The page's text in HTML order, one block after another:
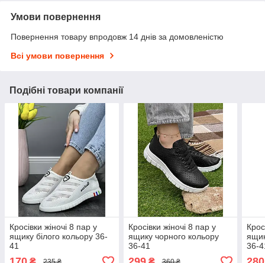
Умови повернення
Повернення товару впродовж 14 днів за домовленістю
Всі умови повернення
Подібні товари компанії
Кросівки жіночі 8 пар у
ящику білого кольору 36-
41
Кросівки жіночі 8 пар у
ящику чорного кольору
36-41
36-